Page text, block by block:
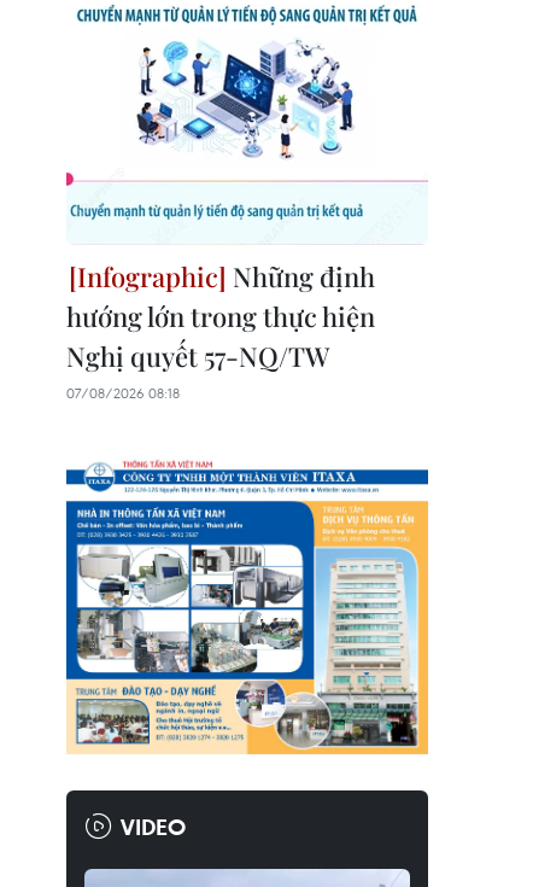
Những định
hướng lớn trong thực hiện
Nghị quyết 57-NQ/TW
07/08/2026 08:18
VIDEO